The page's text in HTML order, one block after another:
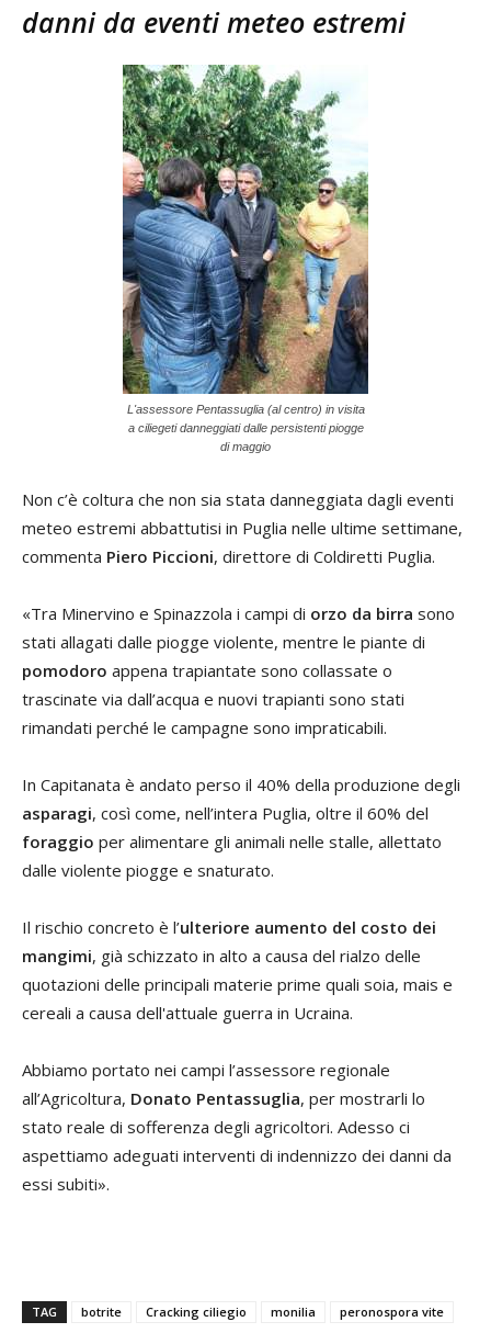
danni da eventi meteo estremi
L'assessore Pentassuglia (al centro) in visita
a ciliegeti danneggiati dalle persistenti piogge
di maggio
Non c’è coltura che non sia stata danneggiata dagli eventi
meteo estremi abbattutisi in Puglia nelle ultime settimane,
commenta Piero Piccioni, direttore di Coldiretti Puglia.
«Tra Minervino e Spinazzola i campi di orzo da birra sono
stati allagati dalle piogge violente, mentre le piante di
pomodoro appena trapiantate sono collassate o
trascinate via dall’acqua e nuovi trapianti sono stati
rimandati perché le campagne sono impraticabili.
In Capitanata è andato perso il 40% della produzione degli
asparagi, così come, nell’intera Puglia, oltre il 60% del
foraggio per alimentare gli animali nelle stalle, allettato
dalle violente piogge e snaturato.
Il rischio concreto è l’ulteriore aumento del costo dei
mangimi, già schizzato in alto a causa del rialzo delle
quotazioni delle principali materie prime quali soia, mais e
cereali a causa dell'attuale guerra in Ucraina.
Abbiamo portato nei campi l’assessore regionale
all’Agricoltura, Donato Pentassuglia, per mostrarli lo
stato reale di sofferenza degli agricoltori. Adesso ci
aspettiamo adeguati interventi di indennizzo dei danni da
essi subiti».
TAG botrite Cracking ciliegio monilia peronospora vite